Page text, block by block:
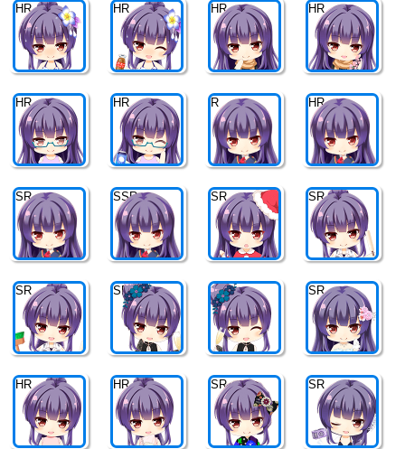
HR HR HR HR
HR HR R HR
SR SSR SR SR
SR SR SR SR
HR HR SR SR